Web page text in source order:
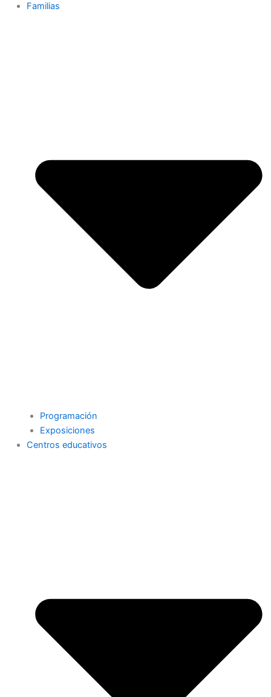
Familias
Programación
Exposiciones
Centros educativos